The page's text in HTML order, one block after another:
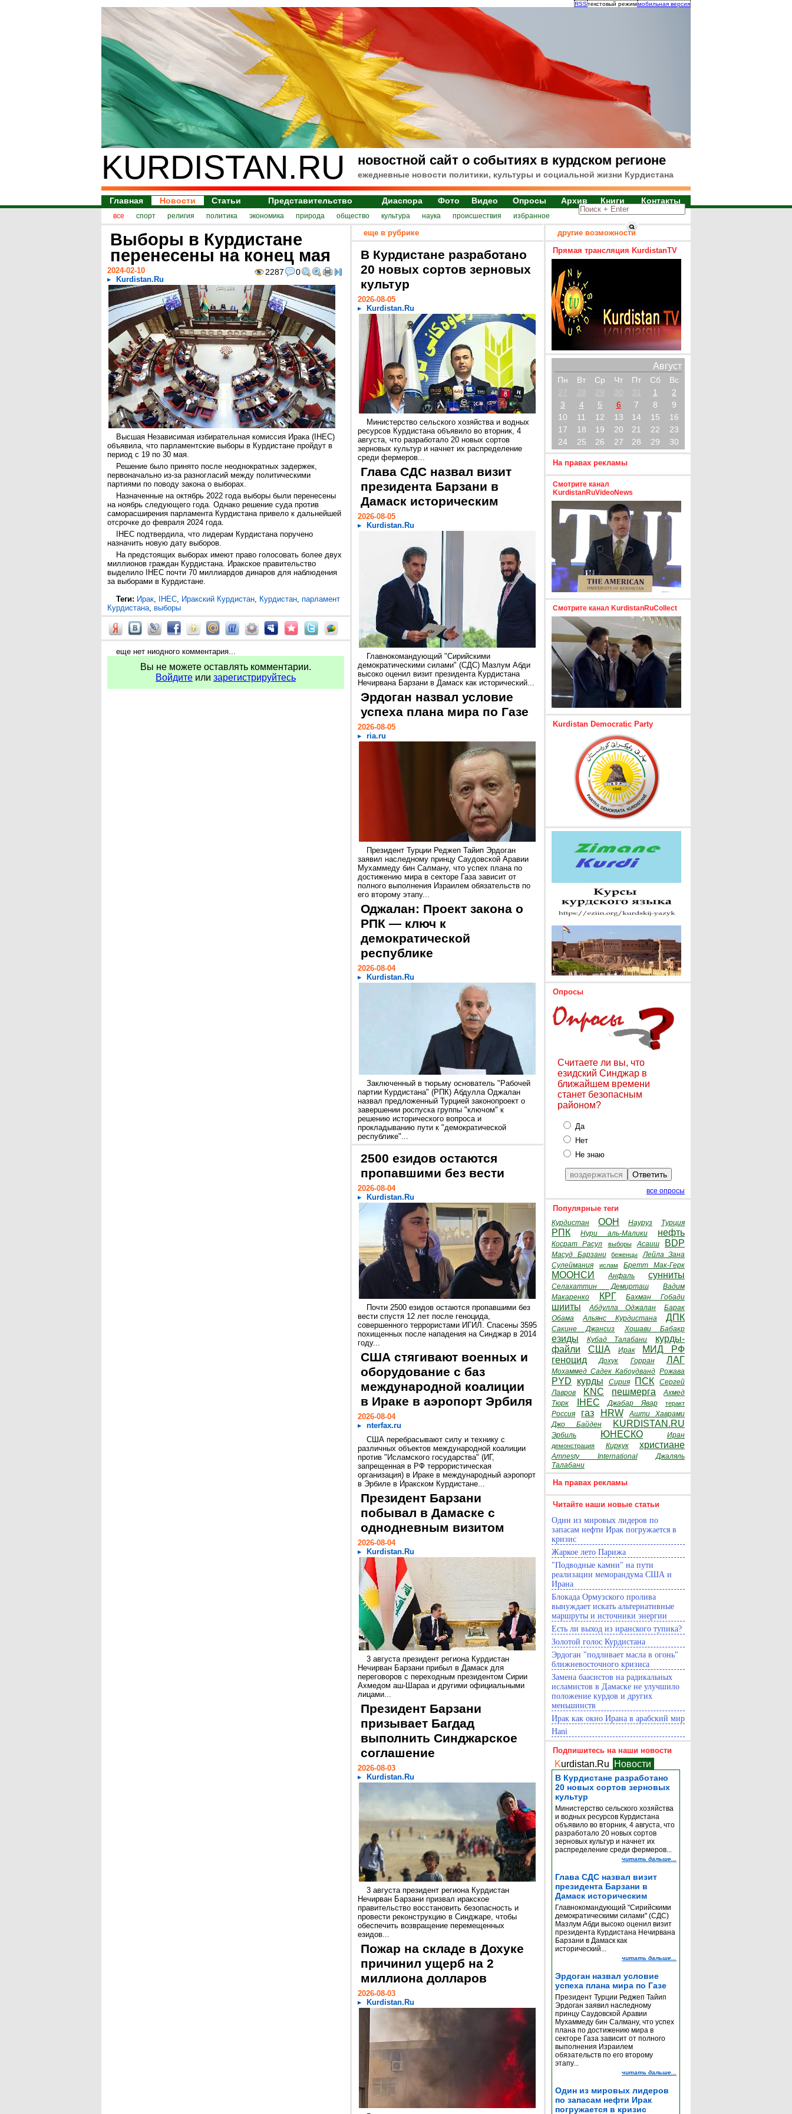
RSSтекстовый режиммобильная версия
KURDISTAN.RU новостной сайт о событиях в курдском регионе
ежедневные новости политики, культуры и социальной жизни Курдистана
Главная Новости Статьи Представительство Диаспора Фото Видео Опросы Архив Книги Контакты
все спорт религия политика экономика природа общество культура наука происшествия избранное
Выборы в Курдистане
перенесены на конец мая
2287 0
2024-02-10
Kurdistan.Ru
Высшая Независимая избирательная комиссия Ирака (IHEC)
объявила, что парламентские выборы в Курдистане пройдут в
период с 19 по 30 мая.
Решение было принято после неоднократных задержек,
первоначально из-за разногласий между политическими
партиями по поводу закона о выборах.
Назначенные на октябрь 2022 года выборы были перенесены
на ноябрь следующего года. Однако решение суда против
саморасширения парламента Курдистана привело к дальнейшей
отсрочке до февраля 2024 года.
IHEC подтвердила, что лидерам Курдистана поручено
назначить новую дату выборов.
На предстоящих выборах имеют право голосовать более двух
миллионов граждан Курдистана. Иракское правительство
выделило IHEC почти 70 миллиардов динаров для наблюдения
за выборами в Курдистане.
Теги: Ирак, IHEC, Иракский Курдистан, Курдистан, парламент
Курдистана, выборы
еще нет ниодного комментария...
Вы не можете оставлять комментарии.
Войдите или зарегистрируйтесь
еще в рубрике
В Курдистане разработано
20 новых сортов зерновых
культур
2026-08-05
Kurdistan.Ru
Министерство сельского хозяйства и водных
ресурсов Курдистана объявило во вторник, 4
августа, что разработало 20 новых сортов
зерновых культур и начнет их распределение
среди фермеров...
Глава СДС назвал визит
президента Барзани в
Дамаск историческим
2026-08-05
Kurdistan.Ru
Главнокомандующий "Сирийскими
демократическими силами" (СДС) Мазлум Абди
высоко оценил визит президента Курдистана
Нечирвана Барзани в Дамаск как исторический...
Эрдоган назвал условие
успеха плана мира по Газе
2026-08-05
ria.ru
Президент Турции Реджеп Тайип Эрдоган
заявил наследному принцу Саудовской Аравии
Мухаммеду бин Салману, что успех плана по
достижению мира в секторе Газа зависит от
полного выполнения Израилем обязательств по
его второму этапу...
Оджалан: Проект закона о
РПК — ключ к
демократической
республике
2026-08-04
Kurdistan.Ru
Заключенный в тюрьму основатель "Рабочей
партии Курдистана" (РПК) Абдулла Оджалан
назвал предложенный Турцией законопроект о
завершении роспуска группы "ключом" к
решению исторического вопроса и
прокладыванию пути к "демократической
республике"...
2500 езидов остаются
пропавшими без вести
2026-08-04
Kurdistan.Ru
Почти 2500 езидов остаются пропавшими без
вести спустя 12 лет после геноцида,
совершенного террористами ИГИЛ. Спасены 3595
похищенных после нападения на Синджар в 2014
году...
США стягивают военных и
оборудование с баз
международной коалиции
в Ираке в аэропорт Эрбиля
2026-08-04
nterfax.ru
США перебрасывают силу и технику с
различных объектов международной коалиции
против "Исламского государства" (ИГ,
запрещенная в РФ террористическая
организация) в Ираке в международный аэропорт
в Эрбиле в Иракском Курдистане...
Президент Барзани
побывал в Дамаске с
однодневным визитом
2026-08-04
Kurdistan.Ru
3 августа президент региона Курдистан
Нечирван Барзани прибыл в Дамаск для
переговоров с переходным президентом Сирии
Ахмедом аш-Шараа и другими официальными
лицами...
Президент Барзани
призывает Багдад
выполнить Синджарское
соглашение
2026-08-03
Kurdistan.Ru
3 августа президент региона Курдистан
Нечирван Барзани призвал иракское
правительство восстановить безопасность и
провести реконструкцию в Синджаре, чтобы
обеспечить возвращение перемещенных
езидов...
Пожар на складе в Дохуке
причинил ущерб на 2
миллиона долларов
2026-08-03
Kurdistan.Ru
другие возможности
Прямая трансляция KurdistanTV
Август
Пн Вт Ср Чт Пт Сб
Вс
27
28 29 30 31 1
2
3
4 5 6 7 8
9
10
11 12 13 14 15
16
17
18 19 20 21 22
23
24
25 26 27 28 29 30
На правах рекламы
Смотрите канал
KurdistanRuVideoNews
Смотрите канал KurdistanRuCollect
Kurdistan Democratic Party
Опросы
Считаете ли вы, что
езидский Синджар в
ближайшем времени
станет безопасным
районом?
Да
Нет
Не знаю
все опросы
Популярные теги
Курдистан ООН Науруз Турция
РПК Нури аль-Малики нефть
Косрат Расул выборы Асаиш BDP
Масуд Барзани беженцы
Лейла Зана
Сулеймания
ислам Бретт Мак-Герк
МООНСИ Анфаль сунниты
Селахаттин Демирташ
Вадим
Макаренко
КРГ Бахман Гобади
шииты Абдулла Оджалан
Барак
Обама
Альянс Курдистана ДПК
Сакине Джансиз Хошави Бабакр
езиды Кубад Талабани
курды-
файли
США Ирак
МИД РФ
геноцид
Дохук Горран ЛАГ
Мохаммед Садек Кабоудванд Рожава
PYD курды Сирия ПСК
Сергей
Лавров
KNC пешмерга
Ахмед
Тюрк
IHEC Джабар Явар теракт
Россия газ HRW
Ашти Хаврами
Джо Байден
KURDISTAN.RU
Эрбиль ЮНЕСКО Иран
демонстрация Киркук христиане
Amnesty International
Джаляль
Талабани
На правах рекламы
Читайте наши новые статьи
Один из мировых лидеров по
запасам нефти Ирак погружается в
кризис
Жаркое лето Парижа
"Подводные камни" на пути
реализации меморандума США и
Ирана
Блокада Ормузского пролива
вынуждает искать альтернативные
маршруты и источники энергии
Есть ли выход из иранского тупика?
Золотой голос Курдистана
Эрдоган "подливает масла в огонь"
ближневосточного кризиса
Замена баасистов на радикальных
исламистов в Дамаске не улучшило
положение курдов и других
меньшинств
Ирак как окно Ирана в арабский мир
Hani
Подпишитесь на наши новости
Kurdistan.Ru Новости
В Курдистане разработано
20 новых сортов зерновых
культур
Министерство сельского хозяйства
и водных ресурсов Курдистана
объявило во вторник, 4 августа, что
разработало 20 новых сортов
зерновых культур и начнет их
распределение среди фермеров...
читать дальше...
Глава СДС назвал визит
президента Барзани в
Дамаск историческим
Главнокомандующий "Сирийскими
демократическими силами" (СДС)
Мазлум Абди высоко оценил визит
президента Курдистана Нечирвана
Барзани в Дамаск как
исторический...
читать дальше...
Эрдоган назвал условие
успеха плана мира по Газе
Президент Турции Реджеп Тайип
Эрдоган заявил наследному
принцу Саудовской Аравии
Мухаммеду бин Салману, что успех
плана по достижению мира в
секторе Газа зависит от полного
выполнения Израилем
обязательств по его второму
этапу...
читать дальше...
Один из мировых лидеров
по запасам нефти Ирак
погружается в кризис